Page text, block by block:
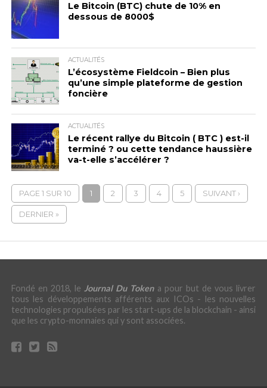
Le Bitcoin (BTC) chute de 10% en
dessous de 8000$
ACTUALITÉS
L’écosystème Fieldcoin – Bien plus
qu’une simple plateforme de gestion
foncière
ACTUALITÉS
Le récent rallye du Bitcoin ( BTC ) est-il
terminé ? ou cette tendance haussière
va-t-elle s’accélérer ?
PAGE 1 SUR 10 1 2 3 4 5 SUIVANT ›
DERNIER »
Fondé en 2018, le Journal Du Tokena pour but de vous livrer
tous les développements afférents aux ICOs - les nouvelles
technologies propulsées par les start-ups de la blockchain - ainsi
que les crypto-monnaies qui y sont associées.